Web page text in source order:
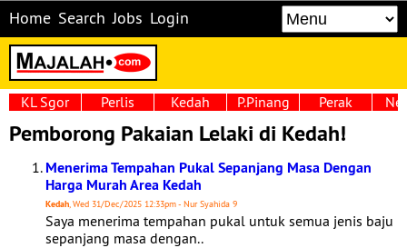
Home Search Jobs Login
KL Sgor Perlis Kedah P.Pinang Perak
Pemborong Pakaian Lelaki di Kedah!
Menerima Tempahan Pukal Sepanjang Masa Dengan
Harga Murah Area Kedah
Kedah, Wed 31/Dec/2025 12:33pm - Nur Syahida 9
Saya menerima tempahan pukal untuk semua jenis baju
sepanjang masa dengan..